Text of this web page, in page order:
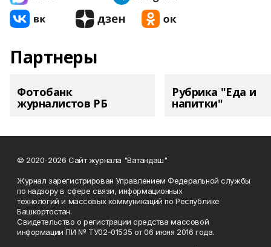
Партнеры
Фотобанк
журналистов РБ
Рубрика "Еда и
напитки"
© 2020-2026 Сайт журнала "Ватандаш"
Журнал зарегистрирован Управлением Федеральной службы
по надзору в сфере связи, информационных
технологий и массовых коммуникаций по Республике
Башкортостан.
Свидетельство о регистрации средства массовой
информации ПИ № ТУ02-01535 от 06 июня 2016 года.